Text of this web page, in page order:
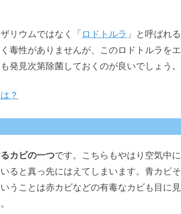
リウムではなく「 ロドトルラ 」と呼ばれる
毒性がありませんが、このロドトルラをエ
発見次第除菌しておくのが良いでしょう。
？
カビの一つです。こちらもやはり空気中に
ると真っ先にはえてしまいます。青カビそ
うことは赤カビなどの有毒なカビも目に見